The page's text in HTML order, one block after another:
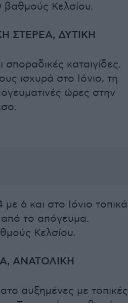
Κελσίου.
ΣΤΕΡΕΑ, ΔΥΤΙΚΗ
καταιγίδες.
ισχυρά στο Ιόνιο, τη
ώρες στην
με 6 και στο Ιόνιο τοπικά
το απόγευμα.
Κελσίου.
ΑΝΑΤΟΛΙΚΗ
αυξημένες με τοπικές